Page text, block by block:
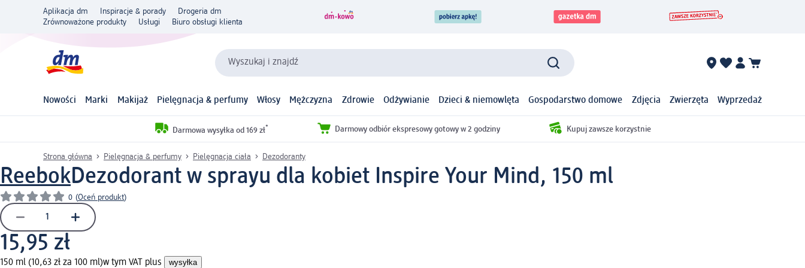
Aplikacja dm Inspiracje & porady
Drogeria dm
Zrównoważone produkty
Usługi Biuro obsługi klienta
Wyszukaj i znajdź
Nowości Marki Makijaż Pielęgnacja & perfumy Włosy Mężczyzna Zdrowie Odżywianie Dzieci & niemowlęta Gospodarstwo domowe Zdjęcia Zwierzęta Wyprzedaż
Darmowa wysyłka od 169 zł* Darmowy odbiór ekspresowy gotowy w 2 godziny Kupuj zawsze korzystnie
Strona główna Pielęgnacja & perfumy Pielęgnacja ciała Dezodoranty
ReebokDezodorant w sprayu dla kobiet Inspire Your Mind, 150 ml
0 (Oceń produkt)
15,95 zł
150 ml (10,63 zł za 100 ml)w tym VAT plus wysyłka